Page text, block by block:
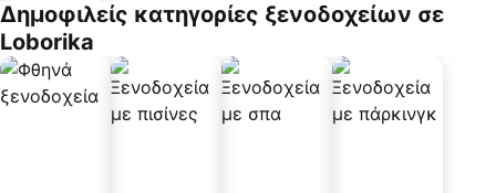
Δημοφιλείς κατηγορίες ξενοδοχείων σε
Loborika